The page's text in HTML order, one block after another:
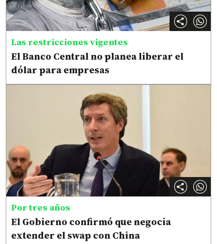
Las restricciones vigentes
El Banco Central no planea liberar el
dólar para empresas
Por tres años
El Gobierno confirmó que negocia
extender el swap con China